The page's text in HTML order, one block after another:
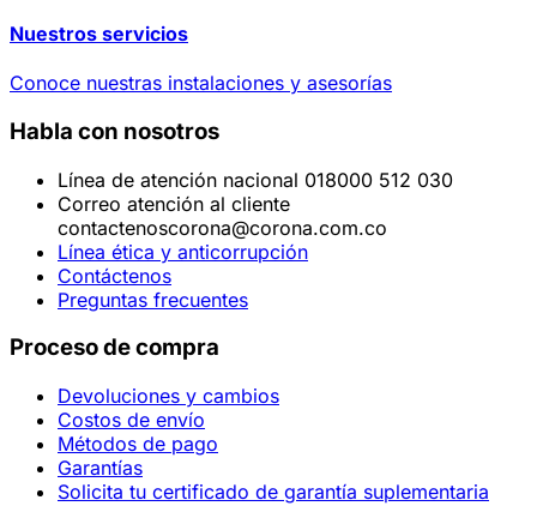
Nuestros servicios
Conoce nuestras instalaciones y asesorías
Habla con nosotros
Línea de atención nacional 018000 512 030
Correo atención al cliente
contactenoscorona@corona.com.co
Línea ética y anticorrupción
Contáctenos
Preguntas frecuentes
Proceso de compra
Devoluciones y cambios
Costos de envío
Métodos de pago
Garantías
Solicita tu certificado de garantía suplementaria